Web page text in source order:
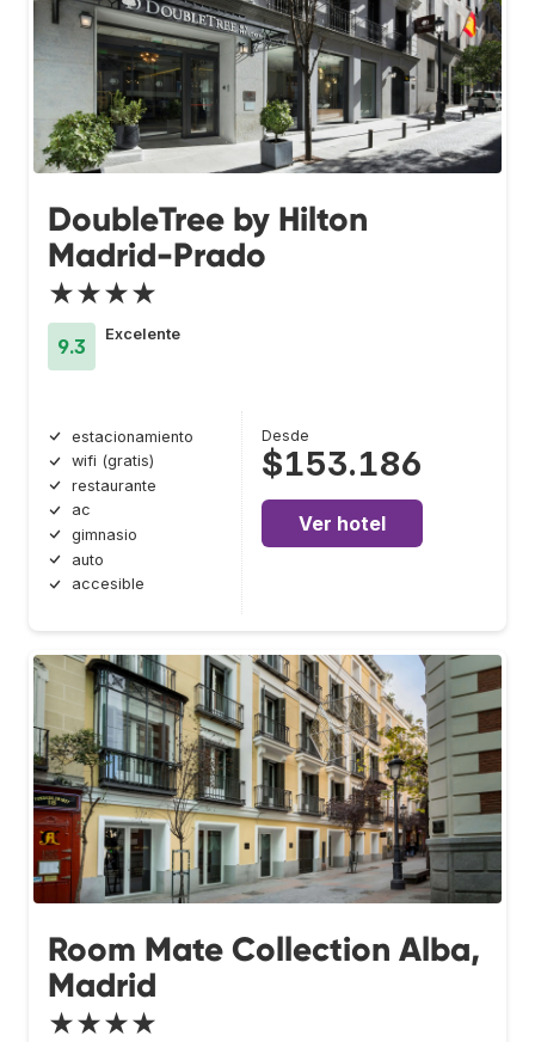
DoubleTree by Hilton
Madrid-Prado
★★★★
9.3
Excelente
estacionamiento
wifi (gratis)
restaurante
ac
gimnasio
auto
accesible
Desde
$153.186
Ver hotel
Room Mate Collection Alba,
Madrid
★★★★